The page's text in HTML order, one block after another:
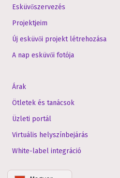
Esküvőszervezés
Projektjeim
Új esküvői projekt létrehozása
A nap esküvői fotója
Árak
Ötletek és tanácsok
Üzleti portál
Virtuális helyszínbejárás
White-label integráció